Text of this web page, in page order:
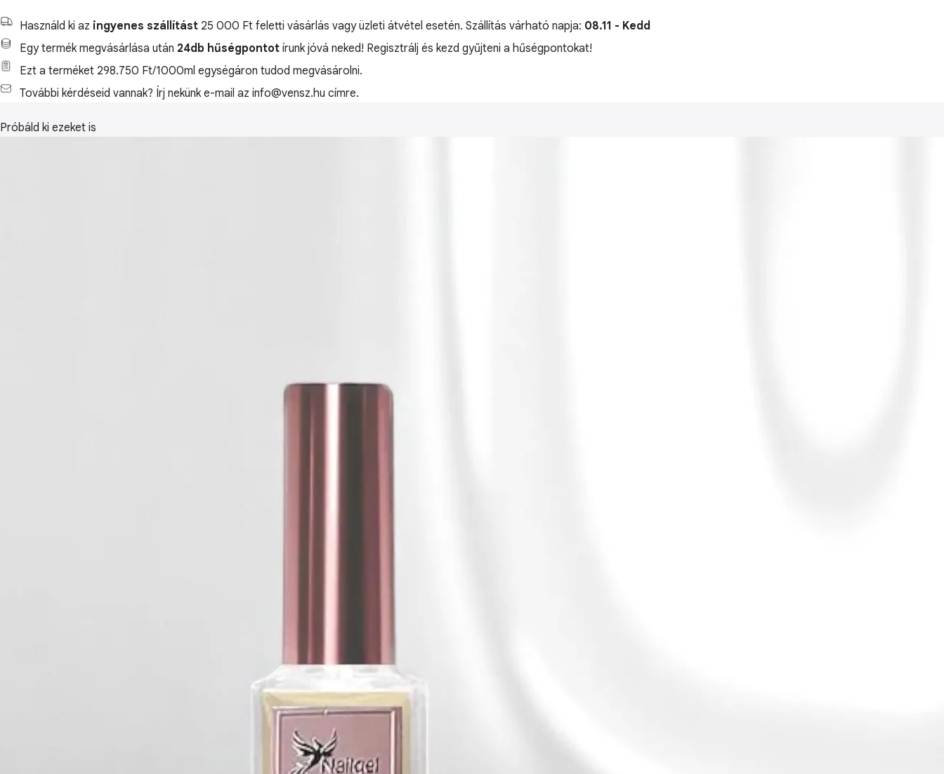
Használd ki az ingyenes szállítást 25 000 Ft feletti vásárlás vagy üzleti átvétel esetén. Szállítás várható napja: 08.11 - Kedd
Egy termék megvásárlása után 24db hűségpontot írunk jóvá neked! Regisztrálj és kezd gyűjteni a hűségpontokat!
Ezt a terméket 298.750 Ft/1000ml egységáron tudod megvásárolni.
További kérdéseid vannak? Írj nekünk e-mail az info@vensz.hu címre.
Próbáld ki ezeket is